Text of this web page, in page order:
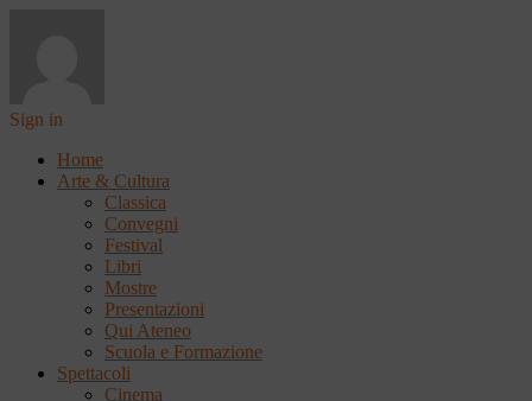
Sign in
Home
Arte & Cultura
Classica
Convegni
Festival
Libri
Mostre
Presentazioni
Qui Ateneo
Scuola e Formazione
Spettacoli
Cinema